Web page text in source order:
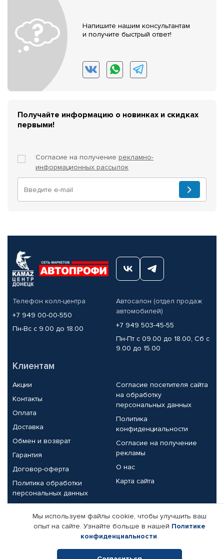
Напишите нашим консультантам
и получите быстрый ответ!
Получайте информацию о новинках и скидках
первыми!
Согласие на получение рекламно-
информационных рассылок
Телефон колл-центра
+7 949 00-00-550
Пн-Вс с 9.00 до 18.00
Автосалон (отдел продаж
автомобилей)
+7 949 503-45-55
Пн-Пт с 09.00 до 18.00, Сб с
9.00 до 15.00
Клиентам
Акции
Контакты
Оплата
Доставка
Обмен и возврат
Гарантия
Договор-оферта
Политика обработки
персональных данных
Согласие посетителя сайта
на обработку
персональных данных
Политика
конфиденциальности
Согласие на получение
рекламы
О нас
Карта сайта
Партнерам
Корпоративным клиентам
Поставщикам
Реквизиты компании
Мы используем файлы cookie, чтобы улучшить ваш
опыт на сайте. Узнайте больше в нашей Политике
конфиденциальности.